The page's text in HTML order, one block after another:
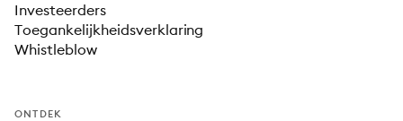
Investeerders
Toegankelijkheidsverklaring
Whistleblow
ONTDEK